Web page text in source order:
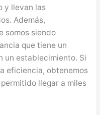
y llevan las
Además,
somos siendo
que tiene un
un establecimiento. Si
eficiencia, obtenemos
llegar a miles